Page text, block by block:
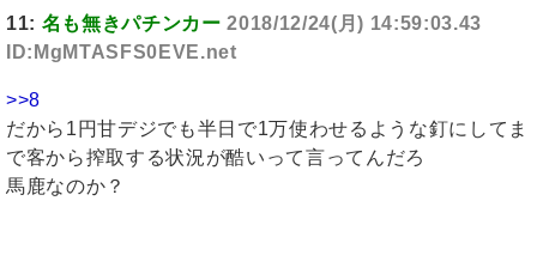
11: 名も無きパチンカー 2018/12/24(月) 14:59:03.43
ID:MgMTASFS0EVE.net
>>8
だから1円甘デジでも半日で1万使わせるような釘にしてま
で客から搾取する状況が酷いって言ってんだろ
馬鹿なのか？